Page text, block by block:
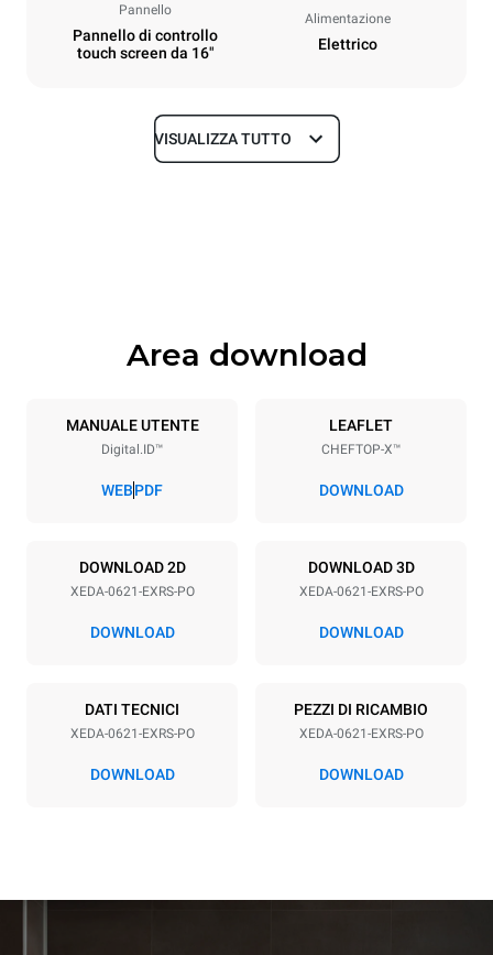
Pannello
Pannello di controllo
touch screen da 16"
Alimentazione
Elettrico
Dimensioni
Specifiche teglia
6 GN 2/1
Passo teglie
Voltaggio
380-415V 3N~ / 220-240V
3~
Potenza elettrica
23,1 kW
50 / 60 Hz NON INCLUSO
dal forno. Le emissioni
VISUALIZZA TUTTO
Area download
MANUALE UTENTE
Digital.ID™
WEBPDF
LEAFLET
CHEFTOP-X™
DOWNLOAD
DOWNLOAD 2D
XEDA-0621-EXRS-PO
DOWNLOAD
DOWNLOAD 3D
XEDA-0621-EXRS-PO
DOWNLOAD
DATI TECNICI
XEDA-0621-EXRS-PO
DOWNLOAD
PEZZI DI RICAMBIO
XEDA-0621-EXRS-PO
DOWNLOAD